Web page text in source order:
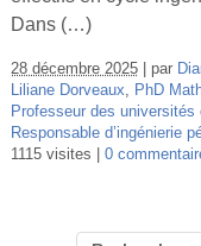
Dans (…)
28 décembre 2025 par
Liliane Dorveaux
PhD
Professeur des universités
Responsable d’ingénierie
1115 visites
0